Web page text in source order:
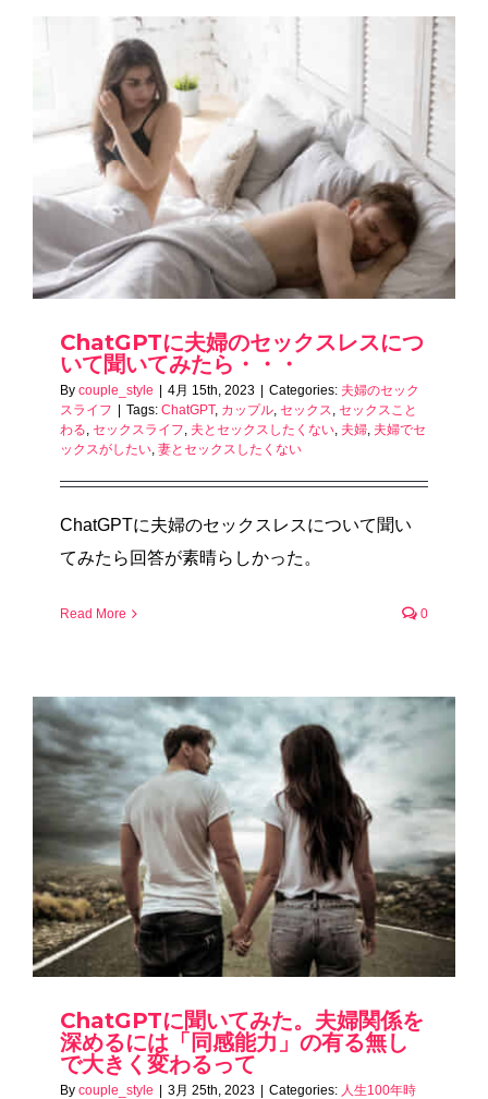
ChatGPTに夫婦のセックスレスにつ
いて聞いてみたら・・・
By couple_style | 4月 15th, 2023 | Categories: 夫婦のセック
スライフ | Tags: ChatGPT, カップル セックス セックスこと
わる セックスライフ 夫とセックスしたくない 夫婦 夫婦でセ
ックスがしたい 妻とセックスしたくない
ChatGPTに夫婦のセックスレスについて聞い
てみたら回答が素晴らしかった。
Read More 0
ChatGPTに聞いてみた。夫婦関係を
深めるには「同感能力」の有る無し
で大きく変わるって
By couple_style | 3月 25th, 2023 | Categories: 人生100年時